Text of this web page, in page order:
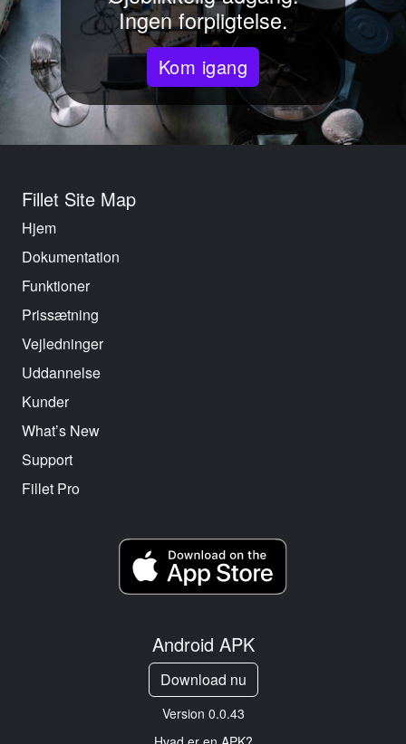
Ingen forpligtelse.
Kom igang
Fillet Site Map
Hjem
Dokumentation
Funktioner
Prissætning
Vejledninger
Uddannelse
Kunder
What’s New
Support
Fillet Pro
Android APK
Download nu
Version 0.0.43